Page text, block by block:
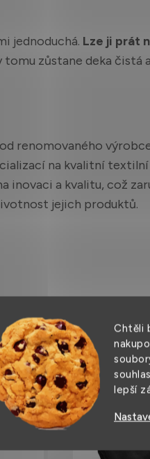
Chtěli
lepší
jednoduchá. Lze ji prát
tomu zůstane deka čistá
renomovaného
na kvalitní
inovaci a kvalitu, což
jejich produktů.